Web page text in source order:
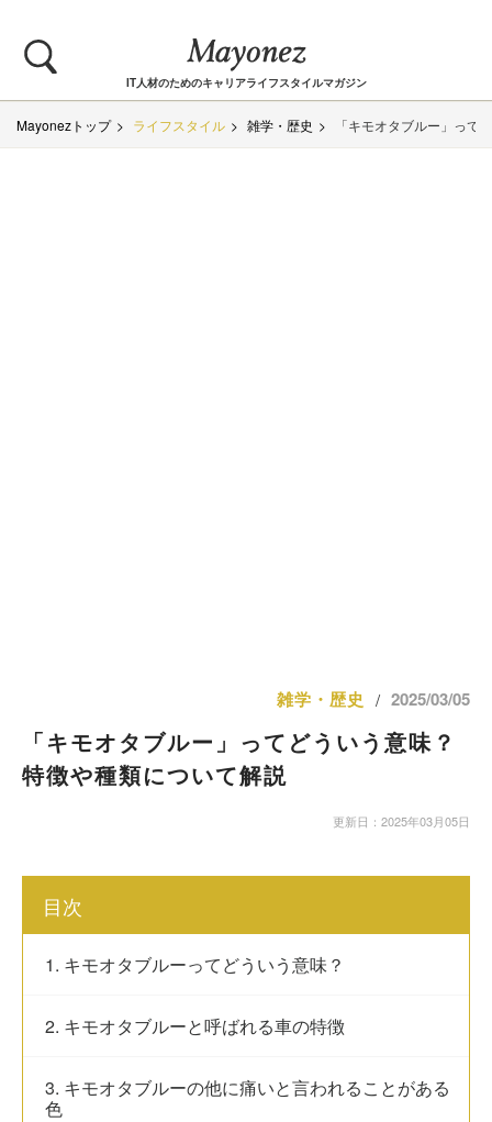
IT人材のためのキャリアライフスタイルマガジン
Mayonezトップ ライフスタイル 雑学・歴史 「キモオタブルー」って
雑学・歴史 / 2025/03/05
「キモオタブルー」ってどういう意味？
特徴や種類について解説
更新日：2025年03月05日
目次
1. キモオタブルーってどういう意味？
2. キモオタブルーと呼ばれる車の特徴
3. キモオタブルーの他に痛いと言われることがある
色